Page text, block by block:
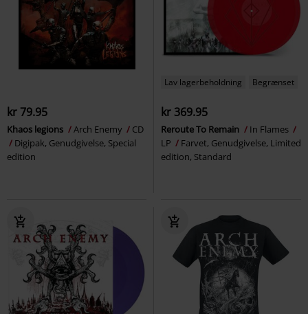
kr 79.95
Khaos legions Arch Enemy
CD
Digipak, Genudgivelse, Special
edition
Lav lagerbeholdning Begrænset
kr 369.95
Reroute To Remain
In Flames
LP
Farvet, Genudgivelse, Limited
edition, Standard